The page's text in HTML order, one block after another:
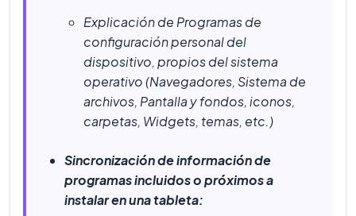
Explicación de Programas de
configuración personal del
dispositivo, propios del sistema
operativo (Navegadores, Sistema de
archivos, Pantalla y fondos, iconos,
carpetas, Widgets, temas, etc.)
Sincronización de información de
programas incluidos o próximos a
instalar en una tableta: